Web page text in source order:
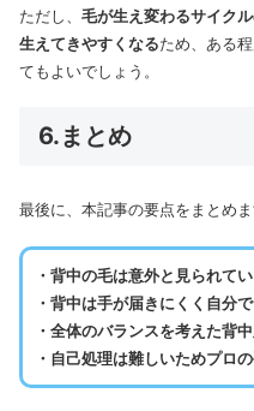
ただし、 毛が生え変わるサイク
生えてきやすくなるため、ある
てもよいでしょう。
6.まとめ
最後に、本記事の要点をまとめま
・背中の毛は意外と見られて
・背中は手が届きにくく自分
・全体のバランスを考えた背
・自己処理は難しいためプロ